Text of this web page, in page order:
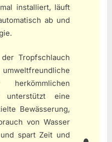
installiert, läuft
ab und
Tropfschlauch
unterstützt eine
Bewässerung,
von Wasser
spart Zeit und